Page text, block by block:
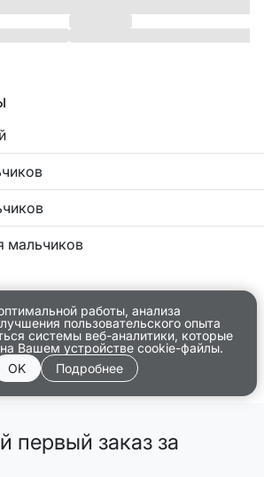
мальчиков
работы, анализа
пользовательского опыта
системы веб-аналитики, которые
Вашем устройстве cookie-файлы.
OK
Подробнее
первый заказ за